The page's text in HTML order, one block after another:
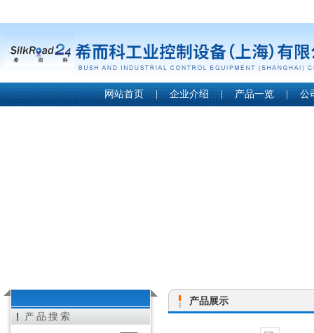
网站首页 | 企业介绍 | 产品一览 | 公
产品搜索
产品展示